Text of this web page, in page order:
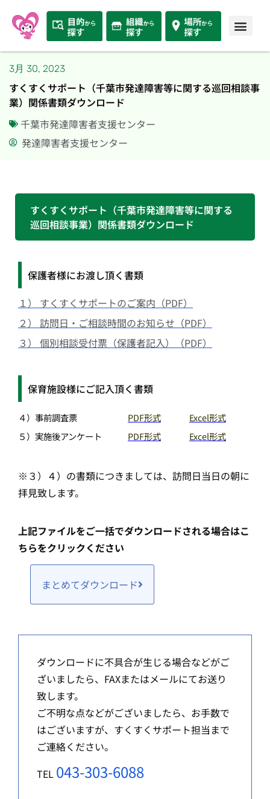
3月 30, 2023
すくすくサポート（千葉市発達障害等に関する巡回相談事
業）関係書類ダウンロード
千葉市発達障害者支援センター
発達障害者支援センター
すくすくサポート（千葉市発達障害等に関する
巡回相談事業）関係書類ダウンロード
保護者様にお渡し頂く書類
１） すくすくサポートのご案内（PDF）
２） 訪問日・ご相談時間のお知らせ（PDF）
３） 個別相談受付票（保護者記入）（PDF）
保育施設様にご記入頂く書類
４）事前調査票 PDF形式
Excel形式
５）実施後アンケート
PDF形式 Excel形式
※３）４）の書類につきましては、訪問日当日の朝に
拝見致します。
上記ファイルをご一括でダウンロードされる場合はこ
ちらをクリックください
まとめてダウンロード
ダウンロードに不具合が生じる場合などがご
ざいましたら、FAXまたはメールにてお送り
致します。
ご不明な点などがございましたら、お手数で
はございますが、すくすくサポート担当まで
ご連絡ください。
TEL 043-303-6088